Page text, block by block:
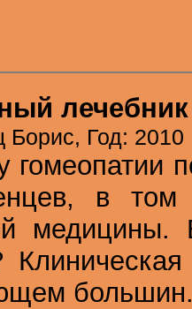
Борис, Год: 2010
гомеопатии
в